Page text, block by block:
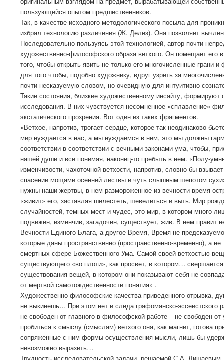
пользующейся опытом предшественников.
Так, в качестве исходного методологического посыла для
избрал технологию различения (Ж. Делез). Она позволяет
Последовательно пользуясь этой технологией, автор почти
художественно-философского образа ветхого. Он помещает его
того, чтобы открыть-явить не только его многочисленные грани
для того чтобы, подобно художнику, вдруг узреть за
почти несказуемую словом, но очевидную для интуитивно-
Такие состояния, близкие художественному инсайту,
исследования. В них чувствуется несомненное «сплавление»
экстатического прозрения. Вот один из таких фрагментов.
«Ветхое, напротив, трогает сердце, которое так неодинаково
мир нуждается в нас, а мы нуждаемся в нем, это мы должны
соответствии в соответствии с вечными законами ума, чтобы,
нашей души и все понимая, наконец-то пребыть в нем. «Полу-
изменчивости, чахоточной ветхости, напротив, словно бы
спасении мощами осенней листвы и чуть слышным шепотом
нужны наши жертвы, в нем размороженное из вечности время
«живит» его, заставляя шелестеть, шевелиться и выть. Мир
случайностей, темных мест и чудес, это мир, в котором много
подвижен, изменчив, загадочен, существует, жив. В нем правит
Вечности Единого-Блага, а другое Время, Время не-
которые даны пространственно (пространственно-временно), а
смертных сфере Божественного Ума. Самой своей ветхостью
существующего «во плоти», как просвет, в котором…
существования вещей, в котором они показывают себя не
от мертвой самотождественности понятия» .
Художественно-философские качества приведенного отрывка,
не выкинешь… При этом нет и следа графоманско-эссеистского
не свободен от главного в философской работе – не свободен
пробиться к смыслу (смыслам) ветхого она, как магнит, готова
сопряженные с ним формы осуществления мысли, лишь бы
невозможно выразить…